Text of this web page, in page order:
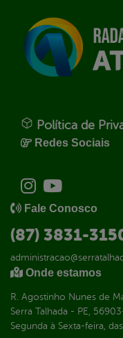
Política de
Redes Sociais
Fale Conosco
(87) 3831-
Onde estamos
R. Agostinho Nunes de
Serra Talhada - PE,
Segunda à Sexta-feira,